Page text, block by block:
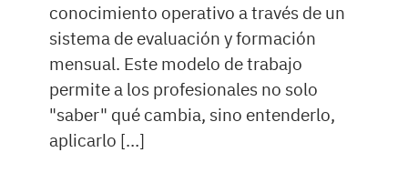
conocimiento operativo a través de un
sistema de evaluación y formación
mensual. Este modelo de trabajo
permite a los profesionales no solo
"saber" qué cambia, sino entenderlo,
aplicarlo […]